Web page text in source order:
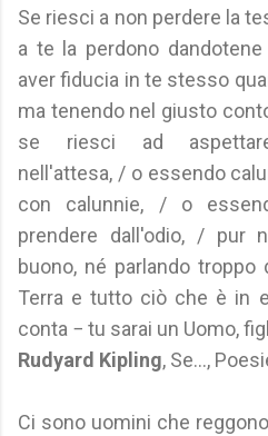
Se riesci a non perdere la
a te la perdono
aver fiducia in te stesso
ma tenendo nel giusto
se riesci ad
nell'attesa, / o essendo
con calunnie, / o
prendere dall'odio, / pur
buono, né parlando
Terra e tutto ciò che è in
conta − tu sarai un Uomo,
Rudyard Kipling, Se...,
Ci sono uomini che